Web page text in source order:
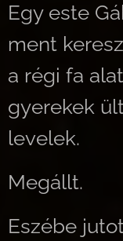
Egy este
ment
a régi fa
gyerekek
levelek.
Megállt.
Eszébe